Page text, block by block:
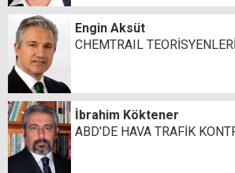
Engin Aksüt
CHEMTRAIL
İbrahim Köktener
ABD'DE HAVA TRAFİK